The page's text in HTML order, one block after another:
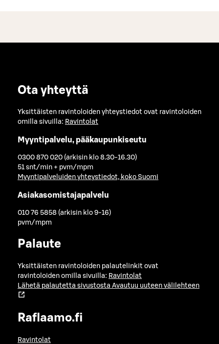
Ota yhteyttä
Yksittäisten ravintoloiden yhteystiedot ovat ravintoloiden
omilla sivuilla: Ravintolat
Myyntipalvelu, pääkaupunkiseutu
0300 870 020 (arkisin klo 8.30-16.30)
51 snt/min + pvm/mpm
Myyntipalveluiden yhteystiedot, koko Suomi
Asiakasomistajapalvelu
010 76 5858 (arkisin klo 9-16)
pvm/mpm
Palaute
Yksittäisten ravintoloiden palautelinkit ovat
ravintoloiden omilla sivuilla: Ravintolat
Lähetä palautetta sivustosta Avautuu uuteen välilehteen
Raflaamo.fi
Ravintolat